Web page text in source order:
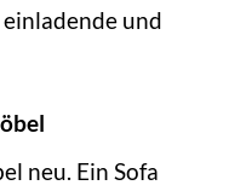
und
neu. Ein Sofa